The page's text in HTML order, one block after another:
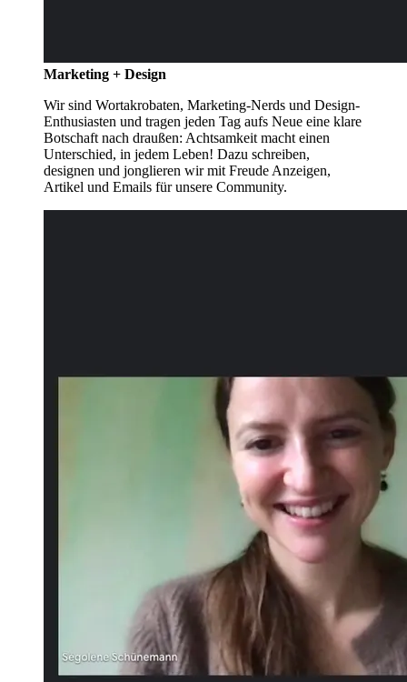
Marketing + Design
Wir sind Wortakrobaten, Marketing-Nerds und Design-
Enthusiasten und tragen jeden Tag aufs Neue eine klare
Botschaft nach draußen: Achtsamkeit macht einen
Unterschied, in jedem Leben! Dazu schreiben,
designen und jonglieren wir mit Freude Anzeigen,
Artikel und Emails für unsere Community.